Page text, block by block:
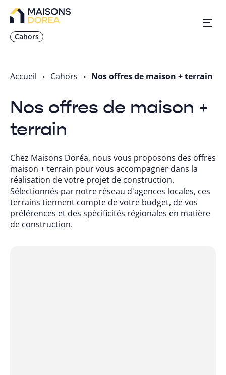
Cahors
Nos offres
Prendre RDV
05 64 73 16 70
Accueil Cahors Nos offres de maison + terrain
Nos offres de maison +
terrain
Chez Maisons Doréa, nous vous proposons des offres
maison + terrain pour vous accompagner dans la
réalisation de votre projet de construction.
Sélectionnés par notre réseau d'agences locales, ces
terrains tiennent compte de votre budget, de vos
préférences et des spécificités régionales en matière
de construction.